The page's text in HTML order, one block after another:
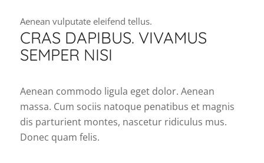
Aenean vulputate eleifend tellus.
CRAS DAPIBUS. VIVAMUS
SEMPER NISI
Aenean commodo ligula eget dolor. Aenean
massa. Cum sociis natoque penatibus et magnis
dis parturient montes, nascetur ridiculus mus.
Donec quam felis.